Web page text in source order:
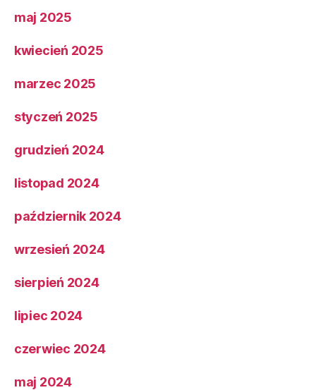
maj 2025
kwiecień 2025
marzec 2025
styczeń 2025
grudzień 2024
listopad 2024
październik 2024
wrzesień 2024
sierpień 2024
lipiec 2024
czerwiec 2024
maj 2024